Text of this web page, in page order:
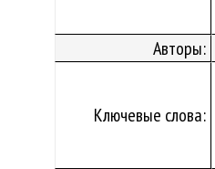
Авторы:
Ключевые слова: